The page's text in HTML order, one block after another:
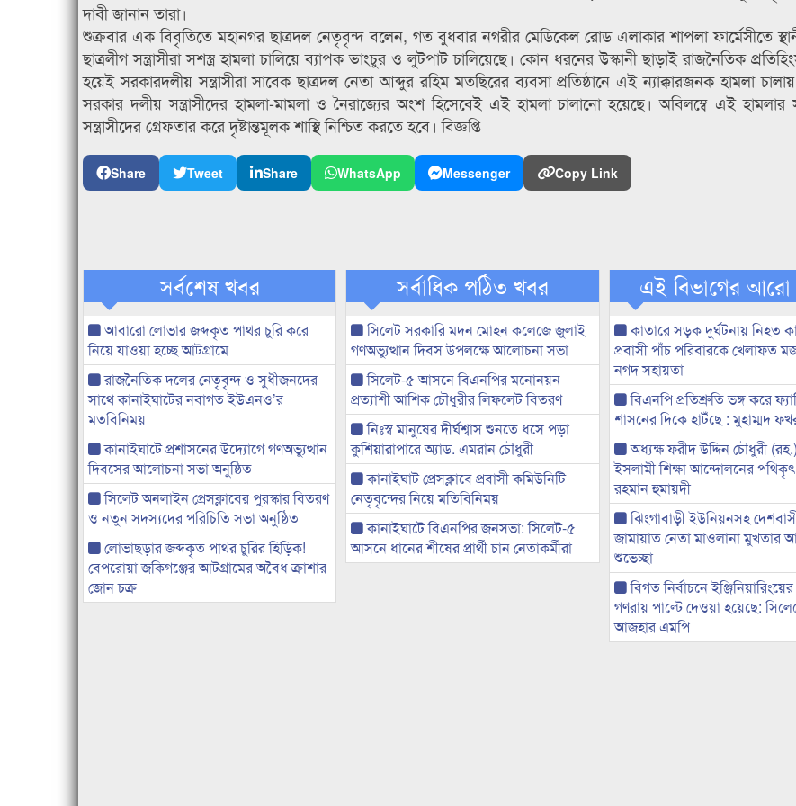
দাবী জানান তারা।
শুক্রবার এক বিবৃতিতে মহানগর ছাত্রদল নেতৃবৃন্দ বলেন, গত বুধবার নগরীর মেডিকেল রোড এলাকার শাপলা ফার্মেসীতে
ছাত্রলীগ সন্ত্রাসীরা সশস্ত্র হামলা চালিয়ে ব্যাপক ভাংচুর ও লুটপাট চালিয়েছে। কোন ধরনের উস্কানী ছাড়াই রাজনৈতিক
হয়েই সরকারদলীয় সন্ত্রাসীরা সাবেক ছাত্রদল নেতা আব্দুর রহিম মতছিরের ব্যবসা প্রতিষ্ঠানে এই ন্যাক্কারজনক হামলা
সরকার দলীয় সন্ত্রাসীদের হামলা-মামলা ও নৈরাজ্যের অংশ হিসেবেই এই হামলা চালানো হয়েছে। অবিলম্বে এই
সন্ত্রাসীদের গ্রেফতার করে দৃষ্টান্তমূলক শাস্থি নিশ্চিত করতে হবে। বিজ্ঞপ্তি
Share Tweet Share WhatsApp Messenger Copy Link
সর্বশেষ খবর
আবারো লোভার জব্দকৃত পাথর চুরি করে
নিয়ে যাওয়া হচ্ছে আটগ্রামে
রাজনৈতিক দলের নেতৃবৃন্দ ও সুধীজনদের
সাথে কানাইঘাটের নবাগত ইউএনও’র
মতবিনিময়
কানাইঘাটে প্রশাসনের উদ্যোগে গণঅভ্যুত্থান
দিবসের আলোচনা সভা অনুষ্ঠিত
সিলেট অনলাইন প্রেসক্লাবের পুরস্কার বিতরণ
ও নতুন সদস্যদের পরিচিতি সভা অনুষ্ঠিত
লোভাছড়ার জব্দকৃত পাথর চুরির হিড়িক!
বেপরোয়া জকিগঞ্জের আটগ্রামের অবৈধ ক্রাশার
জোন চক্র
সর্বাধিক পঠিত খবর
সিলেট সরকারি মদন মোহন কলেজে জুলাই
গণঅভ্যুত্থান দিবস উপলক্ষে আলোচনা সভা
সিলেট-৫ আসনে বিএনপির মনোনয়ন
প্রত্যাশী আশিক চৌধুরীর লিফলেট বিতরণ
নিঃস্ব মানুষের দীর্ঘশ্বাস শুনতে ধসে পড়া
কুশিয়ারাপারে অ্যাড. এমরান চৌধুরী
কানাইঘাট প্রেসক্লাবে প্রবাসী কমিউনিটি
নেতৃবৃন্দের নিয়ে মতিবিনিময়
কানাইঘাটে বিএনপির জনসভা: সিলেট-৫
আসনে ধানের শীষের প্রার্থী চান নেতাকর্মীরা
এই বিভাগের
কাতারে সড়ক দুর্ঘটনায় নিহত
প্রবাসী পাঁচ পরিবারকে খেলাফত
নগদ সহায়তা
বিএনপি প্রতিশ্রুতি ভঙ্গ করে
শাসনের দিকে হাটঁছে : মুহাম্মদ
অধ্যক্ষ ফরীদ উদ্দিন চৌধুরী
ইসলামী শিক্ষা আন্দোলনের
রহমান হুমায়দী
ঝিংগাবাড়ী ইউনিয়নসহ
জামায়াত নেতা মাওলানা মুখতার
শুভেচ্ছা
বিগত নির্বাচনে
গণরায় পাল্টে দেওয়া হয়েছে:
আজহার এমপি